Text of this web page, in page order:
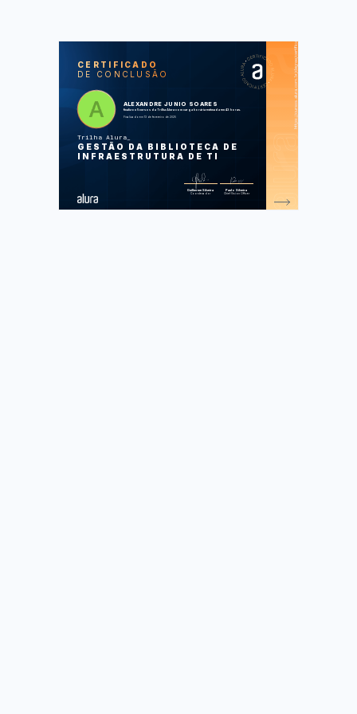
CERTIFICADO
DE CONCLUSÃO
ALEXANDRE JUNIO SOARES
finalizou 5 cursos da Trilha Alura com carga horária estimada em 43 horas.
Finalizado em 13 de fevereiro de 2025
Trilha Alura
GESTÃO DA BIBLIOTECA DE
INFRAESTRUTURA DE TI
Guilherme Silveira
Coordenador
Paulo Silveira
Chief Vision Officer
CUR
SOS
Criação de valor: conhecendo os
conceitos-chave para gerenciamento de
Demandas de gerenciamento:
apresentando o sistema de valores de
práticas de gerenciamento de serviços
Avalie seus conhecimentos: simulado
Foram feitas 38 de 7 atividades.